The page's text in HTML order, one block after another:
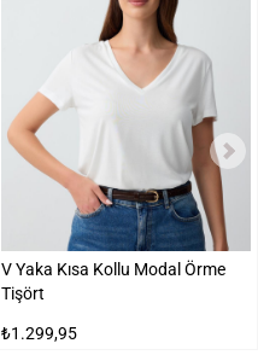
V Yaka Kısa Kollu Modal Örme
Tişört
₺1.299,95